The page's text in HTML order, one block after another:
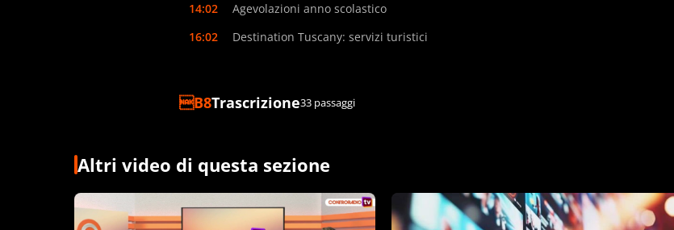
14:02
Agevolazioni anno scolastico
16:02
Destination Tuscany: servizi turistici
Trascrizione33 passaggi
Altri video di questa sezione